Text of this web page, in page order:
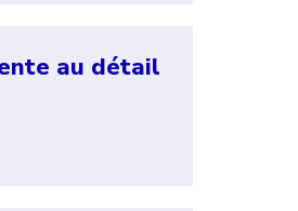
au détail